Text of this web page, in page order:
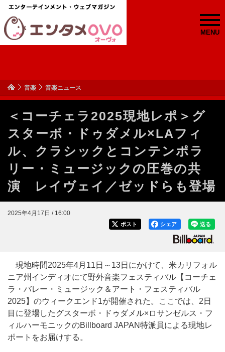
MENU
音楽 音楽ニュース
＜コーチェラ2025現地レポ＞グ
スターボ・ドゥダメル×LAフィ
ル、クラシックとコンテンポラ
リー・ミュージックの圧巻の共
演 レイヴェイ／ゼッドらも登場
2025年4月17日 / 16:00
送る
シェア
ポスト
現地時間2025年4月11日～13日にかけて、米カリフォル
ニア州インディオにて野外音楽フェスティバル【コーチェ
ラ・バレー・ミュージック＆アート・フェスティバル
2025】のウィークエンド1が開催された。ここでは、2日
目に登場したグスターボ・ドゥダメル×ロサンゼルス・フ
ィルハーモニックのBillboard JAPAN特派員による現地レ
ポートをお届けする。